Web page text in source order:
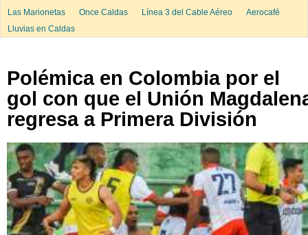
Las Marionetas
Once Caldas Línea 3 del Cable Aéreo
Aerocafé
Lluvias en Caldas
Polémica en Colombia por el
gol con que el Unión
regresa a Primera División